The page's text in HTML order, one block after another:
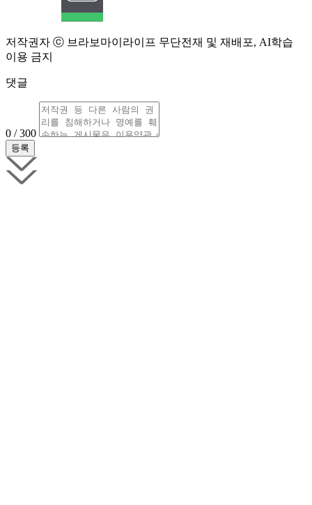
저작권자 ⓒ 브라보마이라이프 무단전재 및 재배포, AI학습
이용 금지
댓글
0 / 300